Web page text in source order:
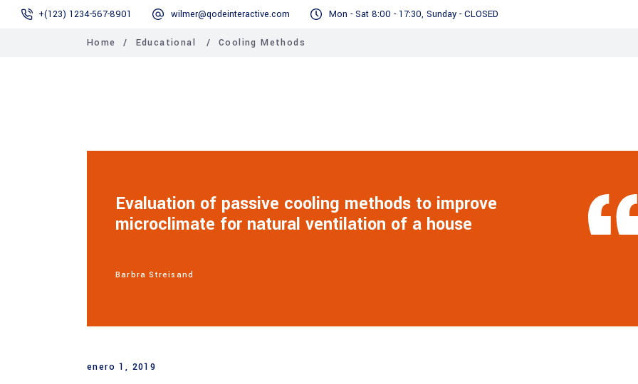
+(123) 1234-567-8901 wilmer@qodeinteractive.com Mon - Sat 8:00 - 17:30, Sunday - CLOSED
Home / Educational /Cooling Methods
Evaluation of passive cooling methods to improve
microclimate for natural ventilation of a house
Barbra Streisand
enero 1, 2019